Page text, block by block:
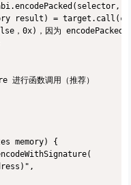
result) =
，0x)，因为 encodePacked
行函数调用（推荐）
memory) {